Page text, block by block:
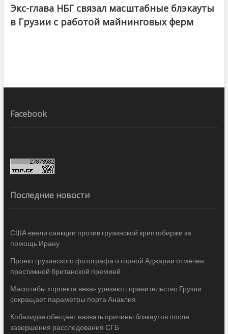
Экс-глава НБГ связал масштабные блэкауты
в Грузии с работой майнинговых ферм
Facebook
Последние новости
США ввели санкции против грузинской криптобиржи за
помощь Ирану
Проект грузинского фотографа о горной Аджарии отмечен
престижной британской премией
Масштабы «проекта века» урезают: правительство Грузии
сокращает параметры порта Анаклия
Кобахидзе обещает назвать причины блэкаутов после
завершения расследования СГБ